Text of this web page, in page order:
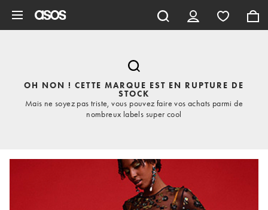
OH NON ! CETTE MARQUE EST EN RUPTURE DE
STOCK
Mais ne soyez pas triste, vous pouvez faire vos achats parmi de
nombreux labels super cool